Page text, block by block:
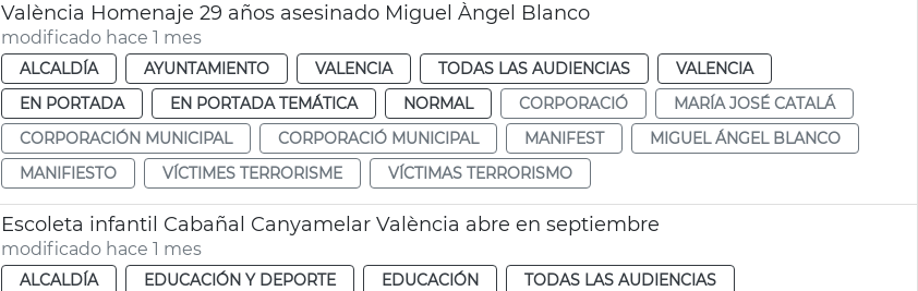
València Homenaje 29 años asesinado Miguel Àngel Blanco
modificado hace 1 mes
ALCALDÍA AYUNTAMIENTO VALENCIA TODAS LAS AUDIENCIAS
VALENCIA
EN PORTADA
EN PORTADA TEMÁTICA NORMAL CORPORACIÓ
MARÍA JOSÉ CATALÁ
CORPORACIÓN MUNICIPAL
CORPORACIÓ MUNICIPAL MANIFEST
MIGUEL ÁNGEL BLANCO
MANIFIESTO
VÍCTIMES TERRORISME VÍCTIMAS TERRORISMO
Escoleta infantil Cabañal Canyamelar València abre en septiembre
modificado hace 1 mes
ALCALDÍA EDUCACIÓN Y DEPORTE EDUCACIÓN
TODAS LAS AUDIENCIAS